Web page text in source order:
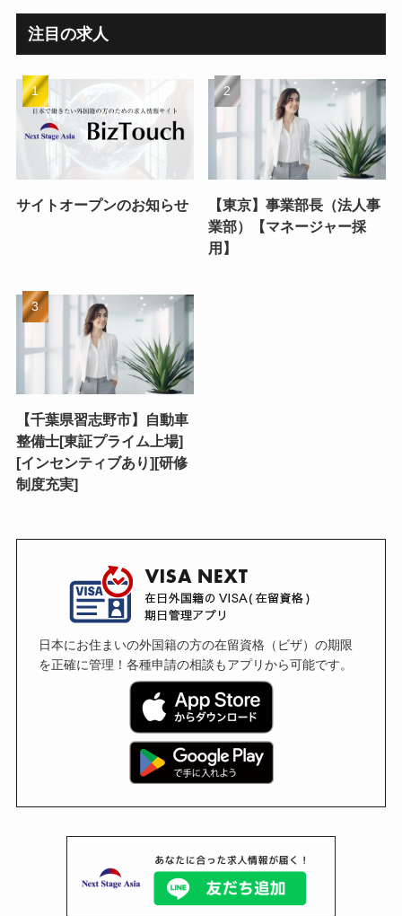
注目の求人
サイトオープンのお知らせ
【東京】事業部長（法人事
業部）【マネージャー採
用】
【千葉県習志野市】自動車
整備士[東証プライム上場]
[インセンティブあり][研修
制度充実]
日本にお住まいの外国籍の方の在留資格（ビザ）の期限
を正確に管理！各種申請の相談もアプリから可能です。